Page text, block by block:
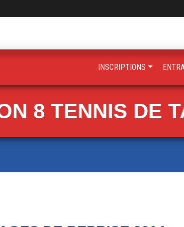
8 TENNIS DE
INSCRIPTIONS